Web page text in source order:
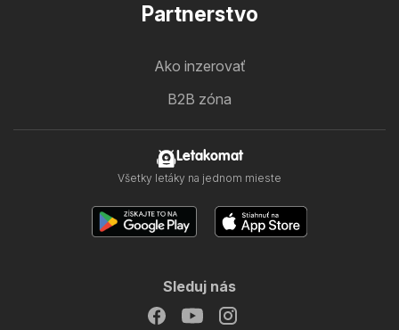
Partnerstvo
Ako inzerovať
B2B zóna
Letakomat
Všetky letáky na jednom mieste
Sleduj nás